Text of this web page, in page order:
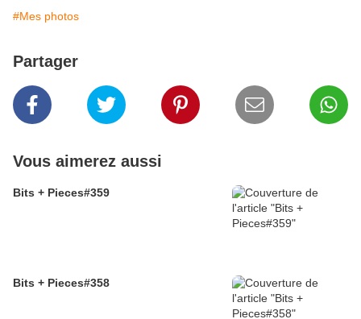
#Mes photos
Partager
Vous aimerez aussi
Bits + Pieces#359
Bits + Pieces#358